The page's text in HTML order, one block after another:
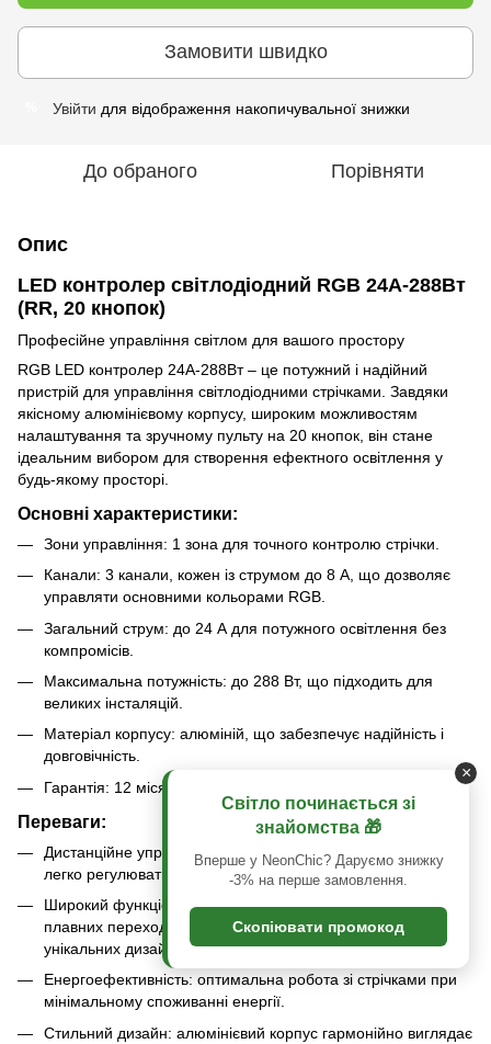
Замовити швидко
Увійти для відображення накопичувальної знижки
До обраного Порівняти
Опис
LED контролер світлодіодний RGB 24А-288Вт
(RR, 20 кнопок)
Професійне управління світлом для вашого простору
RGB LED контролер 24А-288Вт – це потужний і надійний
пристрій для управління світлодіодними стрічками. Завдяки
якісному алюмінієвому корпусу, широким можливостям
налаштування та зручному пульту на 20 кнопок, він стане
ідеальним вибором для створення ефектного освітлення у
будь-якому просторі.
Основні характеристики:
Зони управління: 1 зона для точного контролю стрічки.
Канали: 3 канали, кожен із струмом до 8 А, що дозволяє
управляти основними кольорами RGB.
Загальний струм: до 24 А для потужного освітлення без
компромісів.
Максимальна потужність: до 288 Вт, що підходить для
великих інсталяцій.
Матеріал корпусу: алюміній, що забезпечує надійність і
довговічність.
Гарантія: 12 місяців якості та стабільної роботи.
Переваги:
Дистанційне управління: пульт із 20 кнопками дозволяє
легко регулювати яскравість, кольори та режими світіння.
Широкий функціонал: створення динамічних ефектів,
плавних переходів між кольорами та інші режими для
унікальних дизайнерських рішень.
Енергоефективність: оптимальна робота зі стрічками при
мінімальному споживанні енергії.
Стильний дизайн: алюмінієвий корпус гармонійно виглядає
×
Світло починається зі
знайомства 🎁
Вперше у NeonChic? Даруємо знижку
-3% на перше замовлення.
Скопіювати промокод